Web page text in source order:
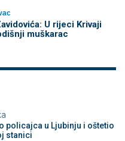
U rijeci Krivaji
muškarac
policajca u Ljubinju i oštetio
stanici